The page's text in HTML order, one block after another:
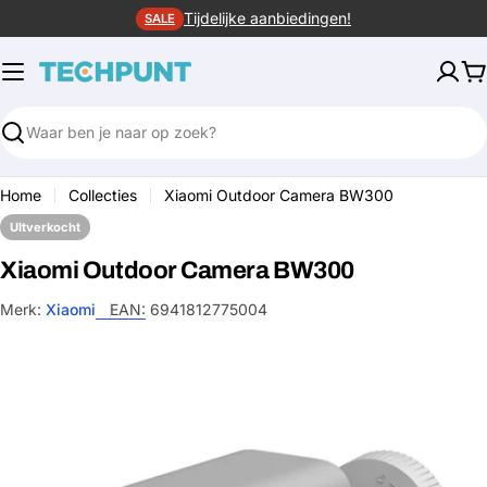
naar
inhoud
SALE Tijdelijke aanbiedingen!
Zoeken
Home Collecties Xiaomi Outdoor Camera BW300
UItverkocht
Xiaomi Outdoor Camera BW300
Merk: Xiaomi EAN: 6941812775004